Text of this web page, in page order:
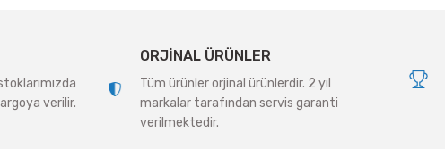
verilir.
ORJİNAL ÜRÜNLER
Tüm ürünler orjinal ürünlerdir. 2 yıl
markalar tarafından servis garanti
verilmektedir.